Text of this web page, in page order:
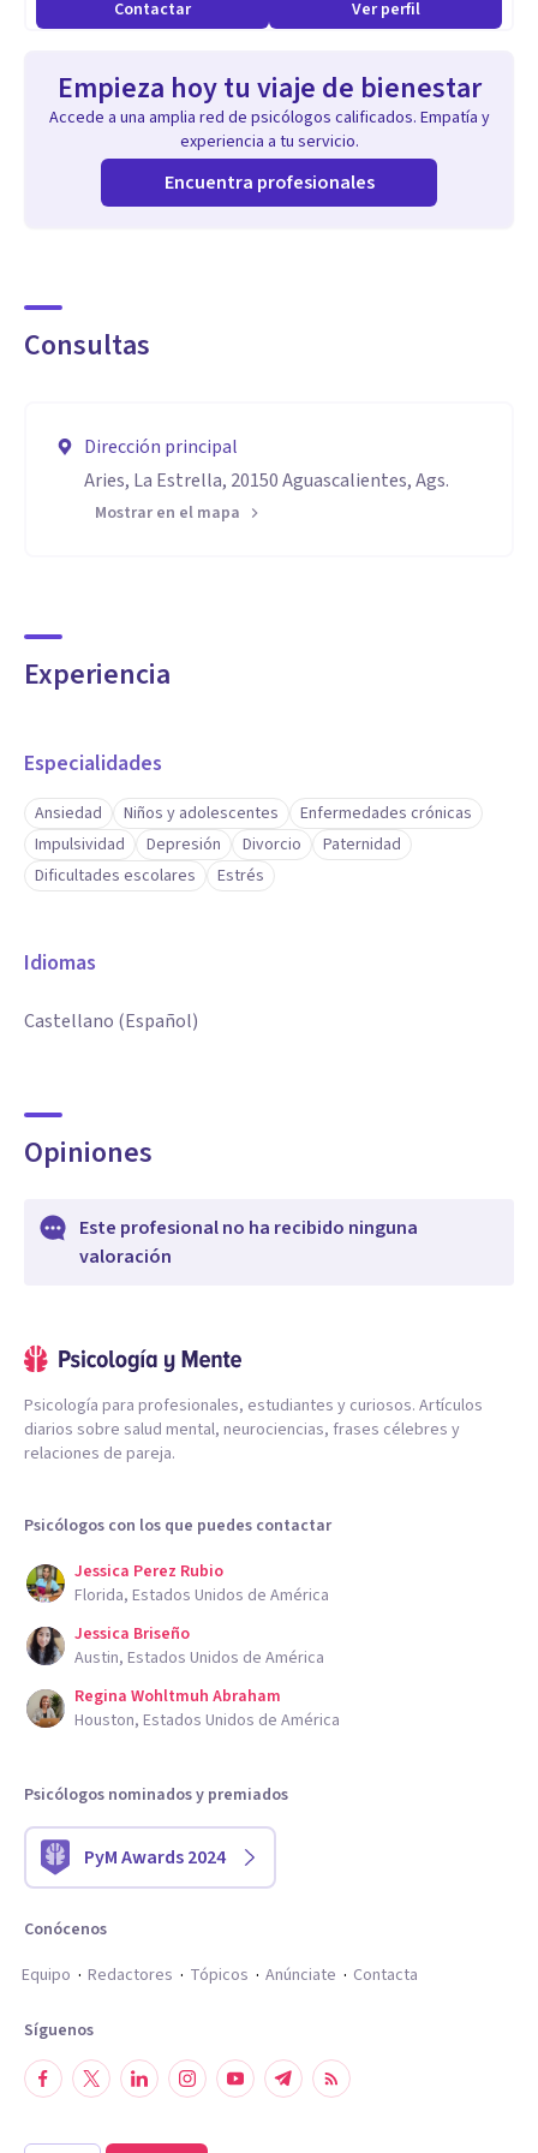
Contactar Ver perfil
Empieza hoy tu viaje de bienestar
Accede a una amplia red de psicólogos calificados. Empatía y
experiencia a tu servicio.
Encuentra profesionales
Consultas
Dirección principal
Aries, La Estrella, 20150 Aguascalientes, Ags.
Mostrar en el mapa
Experiencia
Especialidades
Ansiedad Niños y adolescentes
Enfermedades crónicas
Impulsividad
Depresión Divorcio
Paternidad
Dificultades escolares
Estrés
Idiomas
Castellano (Español)
Opiniones
Este profesional no ha recibido ninguna
valoración
Psicología para profesionales, estudiantes y curiosos. Artículos
diarios sobre salud mental, neurociencias, frases célebres y
relaciones de pareja.
Psicólogos con los que puedes contactar
Jessica Perez Rubio
Florida, Estados Unidos de América
Jessica Briseño
Austin, Estados Unidos de América
Regina Wohltmuh Abraham
Houston, Estados Unidos de América
Psicólogos nominados y premiados
PyM Awards 2024
Conócenos
Equipo
Redactores Tópicos Anúnciate Contacta
Síguenos